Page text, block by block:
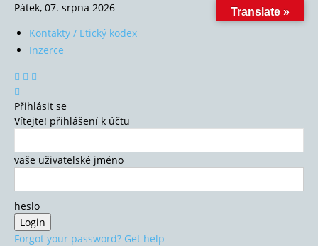
Pátek, 07. srpna 2026
Kontakty / Etický kodex
Inzerce
Přihlásit se
Vítejte! přihlášení k účtu
vaše uživatelské jméno
heslo
Forgot your password? Get help
Translate »